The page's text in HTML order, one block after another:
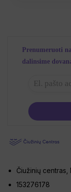
Prenumeruoti
dalinsime
Čiužinių centras,
153276178